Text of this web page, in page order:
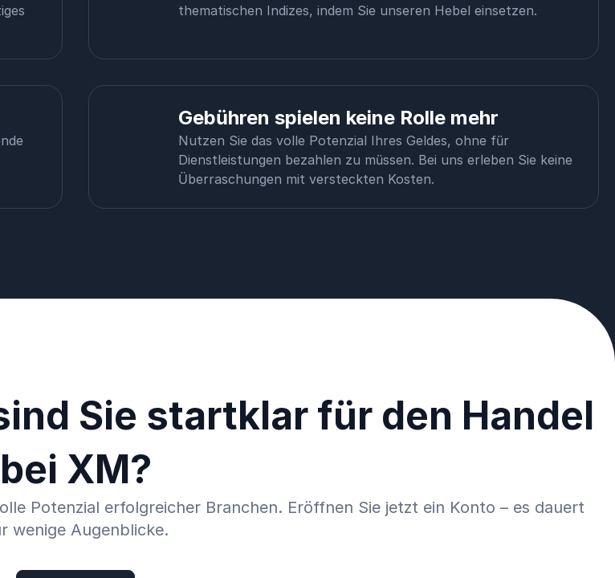
thematischen Indizes, indem Sie unseren Hebel einsetzen.
Gebühren spielen keine Rolle mehr
Nutzen Sie das volle Potenzial Ihres Geldes, ohne für
Dienstleistungen bezahlen zu müssen. Bei uns erleben Sie keine
Überraschungen mit versteckten Kosten.
Sie startklar für den Handel
bei XM?
Potenzial erfolgreicher Branchen. Eröffnen Sie jetzt ein Konto – es dauert
wenige Augenblicke.